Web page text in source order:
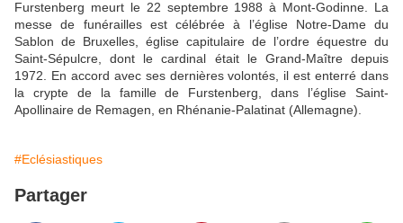
Furstenberg meurt le 22 septembre 1988 à Mont-Godinne. La
messe de funérailles est célébrée à l’église Notre-Dame du
Sablon de Bruxelles, église capitulaire de l’ordre équestre du
Saint-Sépulcre, dont le cardinal était le Grand-Maître depuis
1972. En accord avec ses dernières volontés, il est enterré dans
la crypte de la famille de Furstenberg, dans l’église Saint-
Apollinaire de Remagen, en Rhénanie-Palatinat (Allemagne).
#Eclésiastiques
Partager